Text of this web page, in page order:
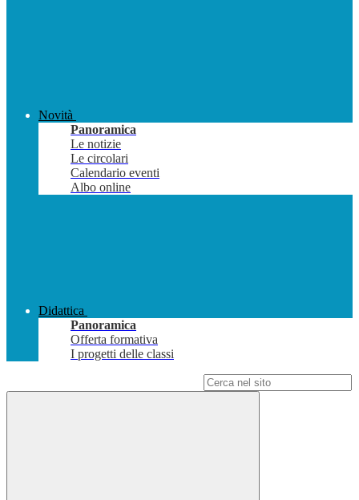
Novità
Panoramica
Le notizie
Le circolari
Calendario eventi
Albo online
Didattica
Panoramica
Offerta formativa
I progetti delle classi